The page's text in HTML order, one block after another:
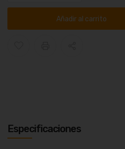
Añadir al carrito
Especificaciones